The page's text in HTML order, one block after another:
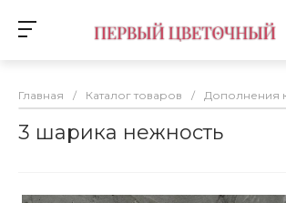
Главная / Каталог товаров / Дополнения
3 шарика нежность